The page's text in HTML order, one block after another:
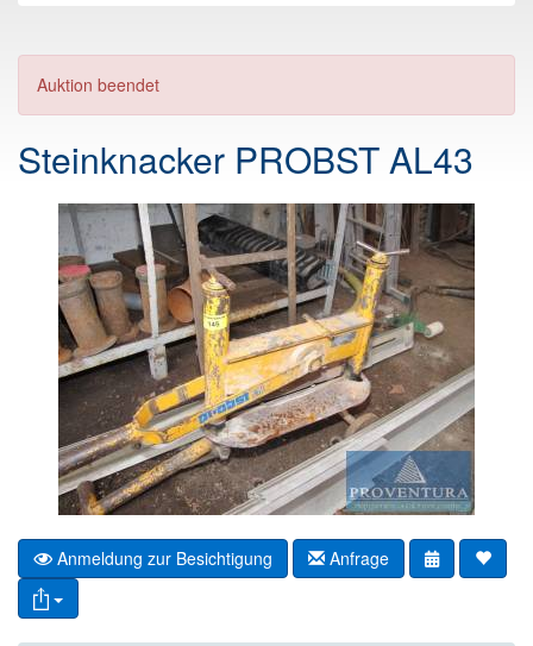
Auktion beendet
Steinknacker PROBST AL43
Anmeldung zur Besichtigung Anfrage